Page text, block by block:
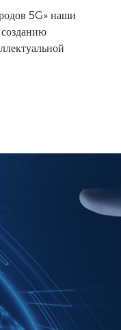
5G» наши